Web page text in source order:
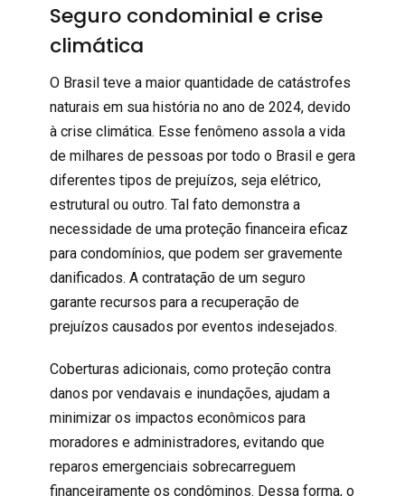
Seguro condominial e crise
climática
O Brasil teve a maior quantidade de catástrofes
naturais em sua história no ano de 2024, devido
à crise climática. Esse fenômeno assola a vida
de milhares de pessoas por todo o Brasil e gera
diferentes tipos de prejuízos, seja elétrico,
estrutural ou outro. Tal fato demonstra a
necessidade de uma proteção financeira eficaz
para condomínios, que podem ser gravemente
danificados. A contratação de um seguro
garante recursos para a recuperação de
prejuízos causados por eventos indesejados.
Coberturas adicionais, como proteção contra
danos por vendavais e inundações, ajudam a
minimizar os impactos econômicos para
moradores e administradores, evitando que
reparos emergenciais sobrecarreguem
financeiramente os condôminos. Dessa forma, o